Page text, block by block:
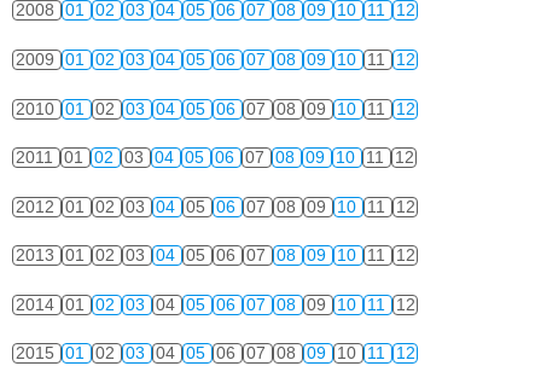
2008 01 02 03 04 05 06 07 08 09 10 11 12
2009 01 02 03 04 05 06 07 08 09 10 11 12
2010 01 02 03 04 05 06 07 08 09 10 11 12
2011 01 02 03 04 05 06 07 08 09 10 11 12
2012 01 02 03 04 05 06 07 08 09 10 11 12
2013 01 02 03 04 05 06 07 08 09 10 11 12
2014 01 02 03 04 05 06 07 08 09 10 11 12
2015 01 02 03 04 05 06 07 08 09 10 11 12